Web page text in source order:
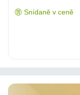
Snídaně v ceně